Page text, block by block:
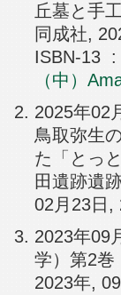
丘墓と手
同成社,
（中）
2025年02
鳥取弥生
た「とっ
田遺跡遺
02月23日,
2023年09
学）第2
2023年,